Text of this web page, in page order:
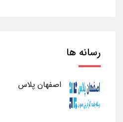
رسانه ها
اصفهان پلاس